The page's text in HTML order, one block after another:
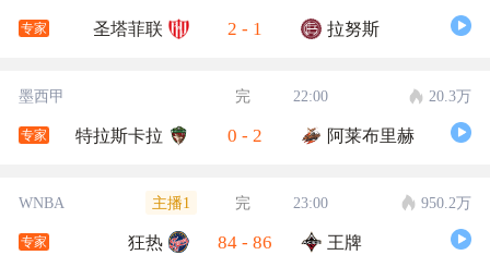
专家 圣塔菲联 2 - 1 拉努斯
墨西甲 完 22:00 20.3万
专家 特拉斯卡拉 0 - 2 阿莱布里赫
WNBA 主播1 完 23:00 950.2万
专家 狂热 84 - 86 王牌